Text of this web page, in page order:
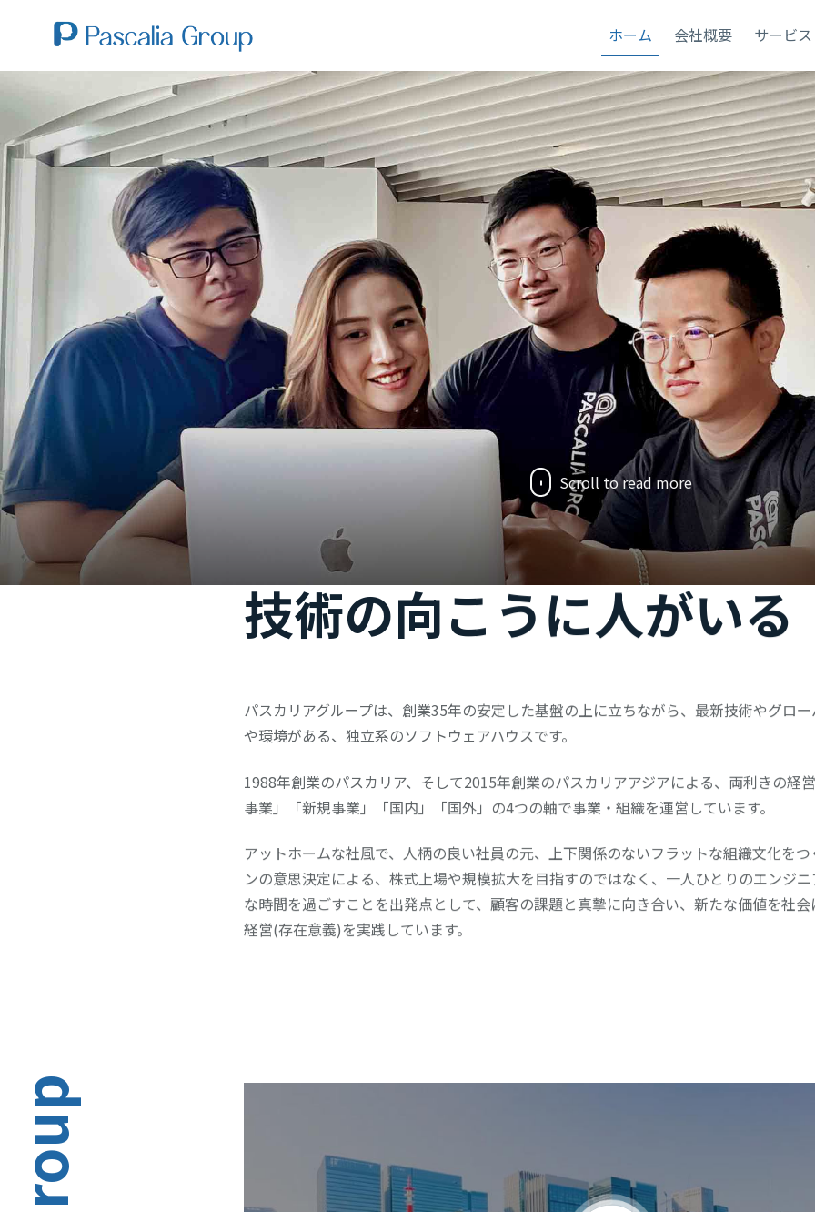
ホーム 会社概要 サービス
Scroll to read more
技術の向こうに人がいる
パスカリアグループは、創業35年の安定した基盤の上に⽴ちながら、最新技術やグロ
や環境がある、独立系のソフトウェアハウスです。
1988年創業のパスカリア、そして2015年創業のパスカリアアジアによる、両利きの経
事業」「新規事業」「国内」「国外」の4つの軸で事業・組織を運営しています。
アットホームな社風で、人柄の良い社員の元、上下関係のないフラットな組織⽂化を
ンの意思決定による、株式上場や規模拡大を目指すのではなく、一人ひとりのエンジ
な時間を過ごすことを出発点として、顧客の課題と真摯に向き合い、新たな価値を社
経営(存在意義)を実践しています。